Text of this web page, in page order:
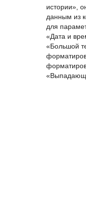
нынешнее
Данные в
который
- В
истории»,
данным из
для